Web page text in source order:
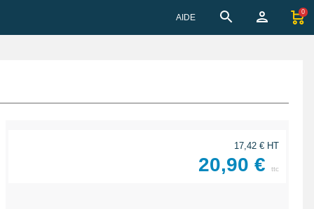
AIDE
0
17,42 € HT
20,90 € ttc